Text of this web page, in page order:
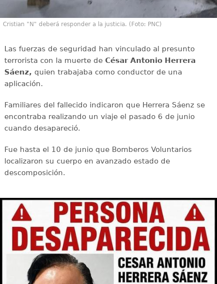
Cristian "N" deberá responder a la justicia. (Foto: PNC)
Las fuerzas de seguridad han vinculado al presunto
terrorista con la muerte de César Antonio Herrera
Sáenz, quien trabajaba como conductor de una
aplicación.
Familiares del fallecido indicaron que Herrera Sáenz se
encontraba realizando un viaje el pasado 6 de junio
cuando desapareció.
Fue hasta el 10 de junio que Bomberos Voluntarios
localizaron su cuerpo en avanzado estado de
descomposición.